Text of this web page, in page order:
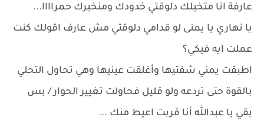
عارفة انا متخيلك دلوقتي خدودك ومنخيرك حمراااا...
يا نهاري يا يمنى لو قدامي دلوقتي مش عارف اقولك كنت
عملت ايه فيكي؟
اطبقت يمني شفتيها وأغلقت عينيها وهي تحاول التحلي
بالقوة حتى تردعه ولو قليل فحاولت تغيير الحوار / بس
بقي يا عبدالله أنا قربت اعيط منك ...